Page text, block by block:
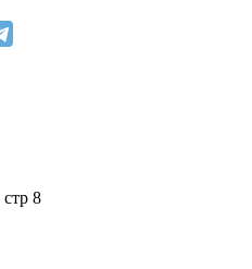
8